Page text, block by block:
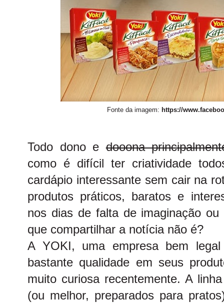
Fonte da imagem: https://
Todo dono edooona
como é difícil ter criatividade
cardápio interessante sem cair na
produtos práticos, baratos e
nos dias de falta de imaginação
que compartilhar a notícia não é?
A YOKI, uma empresa bem
bastante qualidade em seus
muito curiosa recentemente. A
(ou melhor, preparados para